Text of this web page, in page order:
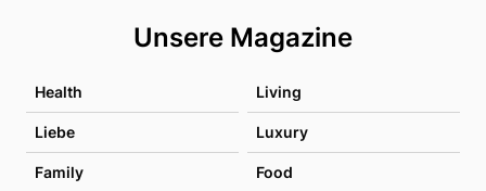
Unsere Magazine
Health Living
Liebe Luxury
Family Food